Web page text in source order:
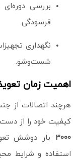
بررسی
فرسودگی.
نگهداری
شست‌وشو.
اهمیت زمان
هرچند اتصالات از
کیفیت خود را از دست
۳۰۰۰ بار دوشش
استفاده و شرایط